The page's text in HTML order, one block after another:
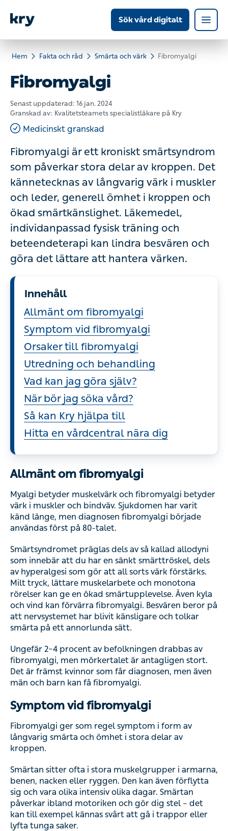
Sök vård digitalt
Hem Fakta och råd Smärta och värk Fibromyalgi
Fibromyalgi
Senast uppdaterad: 16 jan. 2024
Granskad av: Kvalitetsteamets specialistläkare på Kry
Medicinskt granskad
Fibromyalgi är ett kroniskt smärtsyndrom
som påverkar stora delar av kroppen. Det
kännetecknas av långvarig värk i muskler
och leder, generell ömhet i kroppen och
ökad smärtkänslighet. Läkemedel,
individanpassad fysisk träning och
beteendeterapi kan lindra besvären och
göra det lättare att hantera värken.
Innehåll
Allmänt om fibromyalgi
Symptom vid fibromyalgi
Orsaker till fibromyalgi
Utredning och behandling
Vad kan jag göra själv?
När bör jag söka vård?
Så kan Kry hjälpa till
Hitta en vårdcentral nära dig
Allmänt om fibromyalgi
Myalgi betyder muskelvärk och fibromyalgi betyder
värk i muskler och bindväv. Sjukdomen har varit
känd länge, men diagnosen fibromyalgi började
användas först på 80-talet.
Smärtsyndromet präglas dels av så kallad allodyni
som innebär att du har en sänkt smärttröskel, dels
av hyperalgesi som gör att all sorts värk förstärks.
Milt tryck, lättare muskelarbete och monotona
rörelser kan ge en ökad smärtupplevelse. Även kyla
och vind kan förvärra fibromyalgi. Besvären beror på
att nervsystemet har blivit känsligare och tolkar
smärta på ett annorlunda sätt.
Ungefär 2–4 procent av befolkningen drabbas av
fibromyalgi, men mörkertalet är antagligen stort.
Det är främst kvinnor som får diagnosen, men även
män och barn kan få fibromyalgi.
Symptom vid fibromyalgi
Fibromyalgi ger som regel symptom i form av
långvarig smärta och ömhet i stora delar av
kroppen.
Smärtan sitter ofta i stora muskelgrupper i armarna,
benen, nacken eller ryggen. Den kan även förflytta
sig och vara olika intensiv olika dagar. Smärtan
påverkar ibland motoriken och gör dig stel – det
kan till exempel kännas svårt att gå i trappor eller
lyfta tunga saker.